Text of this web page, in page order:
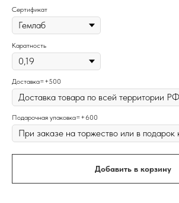
Сертификат
Каратность
Доставка=+500
Подарочная упаковка=+600
Добавить в корзину